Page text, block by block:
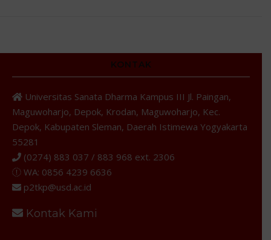
KONTAK
Universitas Sanata Dharma Kampus III Jl. Paingan,
Maguwoharjo, Depok, Krodan, Maguwoharjo, Kec.
Depok, Kabupaten Sleman, Daerah Istimewa Yogyakarta
55281
(0274) 883 037 / 883 968 ext. 2306
WA: 0856 4239 6636
p2tkp@usd.ac.id
Kontak Kami